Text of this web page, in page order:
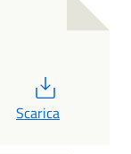
Scarica